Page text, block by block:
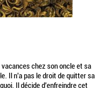
chez son oncle et sa
Il n'a pas le droit de quitter sa
Il décide d'enfreindre cet